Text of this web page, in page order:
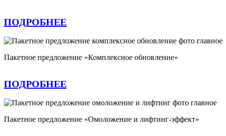
ПОДРОБНЕЕ
Пакетное предложение «Комплексное обновление»
ПОДРОБНЕЕ
Пакетное предложение «Омоложение и лифтинг-эффект»